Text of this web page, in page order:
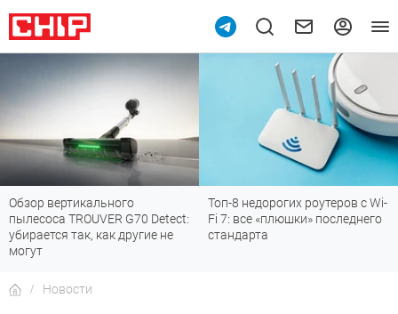
Обзор вертикального
пылесоса TROUVER G70 Detect:
убирается так, как другие не
могут
Топ-8 недорогих роутеров с Wi-
Fi 7: все «плюшки» последнего
стандарта
Новости